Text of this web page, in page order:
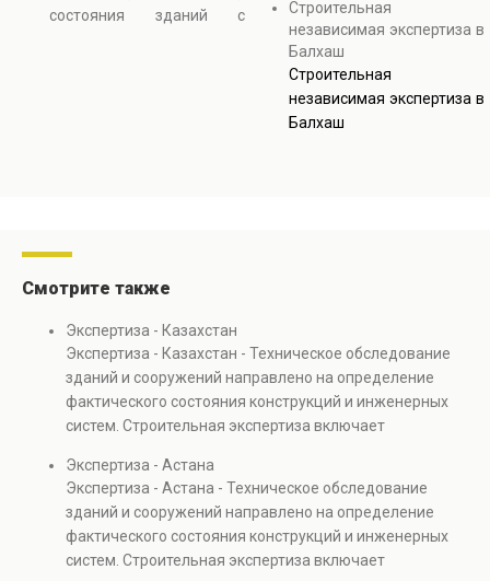
Услуга необходима при
оценка технического
состояния зданий с
прочность конструкций.
эксплуатации объектов
недвижимости.
Строительная
независимая экспертиза в
Балхаш
Строительная
независимая экспертиза в
Балхаш
Смотрите также
Экспертиза - Казахстан
Экспертиза - Казахстан - Техническое обследование
зданий и сооружений направлено на определение
фактического состояния конструкций и инженерных
систем. Строительная экспертиза включает
элементов и оценку эксплуатационной безопасности.
Услуга востребована при покупке недвижимости,
капитальном ремонте и реконструкции объектов, а
также при судебных разбирательствах и технических
проверках.
Экспертиза - Астана
Экспертиза - Астана - Техническое обследование
зданий и сооружений направлено на определение
фактического состояния конструкций и инженерных
систем. Строительная экспертиза включает